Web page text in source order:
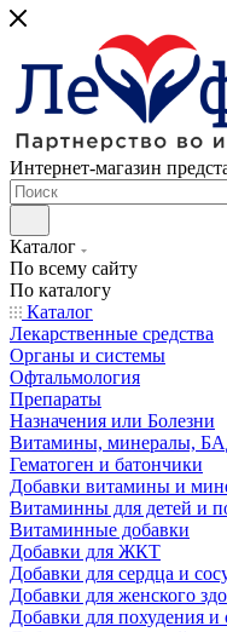
Интернет-магазин
Каталог
По всему сайту
По каталогу
Каталог
Лекарственные средства
Органы и системы
Офтальмология
Препараты
Назначения или Болезни
Витамины, минералы,
Гематоген и батончики
Добавки витамины и
Витаминны для детей и
Витаминные добавки
Добавки для ЖКТ
Добавки для сердца и
Добавки для женского
Добавки для похудения